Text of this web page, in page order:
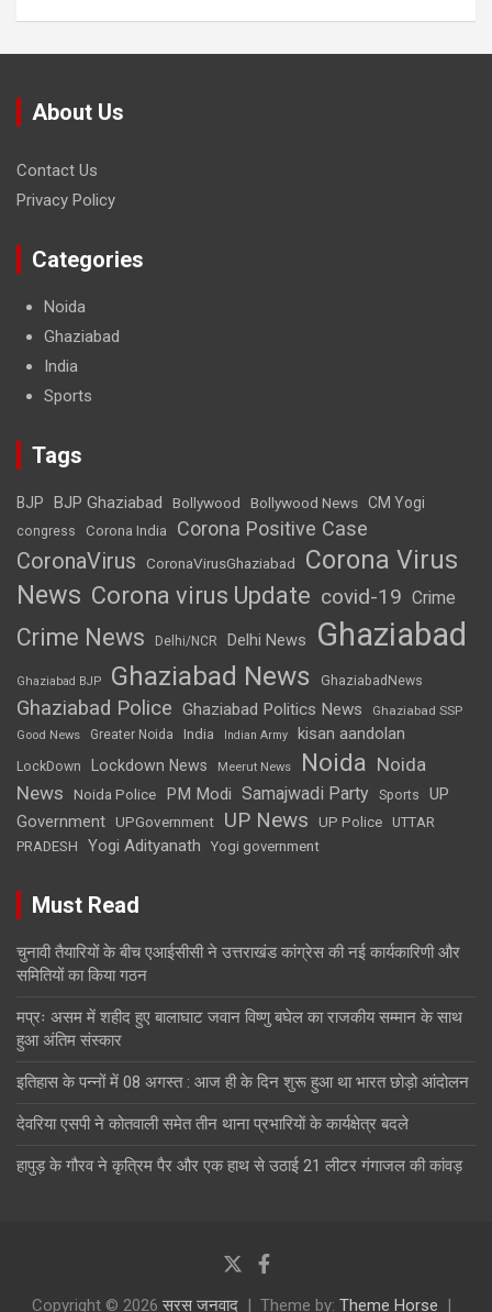
About Us
Contact Us
Privacy Policy
Categories
Noida
Ghaziabad
India
Sports
Tags
BJP BJP Ghaziabad Bollywood Bollywood News CM Yogi
congress Corona India Corona Positive Case
CoronaVirus CoronaVirusGhaziabad
Corona Virus
News Corona virus Update covid-19 Crime
Crime News Delhi/NCR Delhi News Ghaziabad
Ghaziabad BJP Ghaziabad News GhaziabadNews
Ghaziabad Police Ghaziabad Politics News Ghaziabad SSP
Good News Greater Noida India Indian Army kisan aandolan
LockDown Lockdown News Meerut News Noida Noida
News
Noida Police PM Modi Samajwadi Party Sports
UP
Government UPGovernment UP News UP Police
UTTAR
PRADESH
Yogi Adityanath Yogi government
Must Read
चुनावी तैयारियों के बीच एआईसीसी ने उत्तराखंड कांग्रेस की नई कार्यकारिणी और
समितियों का किया गठन
मप्रः असम में शहीद हुए बालाघाट जवान विष्णु बघेल का राजकीय सम्मान के साथ
हुआ अंतिम संस्कार
इतिहास के पन्नों में 08 अगस्त : आज ही के दिन शुरू हुआ था भारत छोड़ो आंदोलन
देवरिया एसपी ने कोतवाली समेत तीन थाना प्रभारियाें के कार्यक्षेत्र बदले
हापुड़ के गौरव ने कृत्रिम पैर और एक हाथ से उठाई 21 लीटर गंगाजल की कांवड़
Copyright © 2026 सरस जनवाद Theme by: Theme Horse